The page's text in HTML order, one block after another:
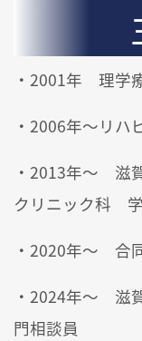
・2001年 理学
・2006年～リハ
・2013年～ 滋
クリニック科
・2020年～ 合
・2024年～ 滋
門相談員